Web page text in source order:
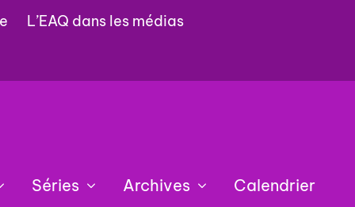
L’EAQ dans les médias
Séries Archives Calendrier